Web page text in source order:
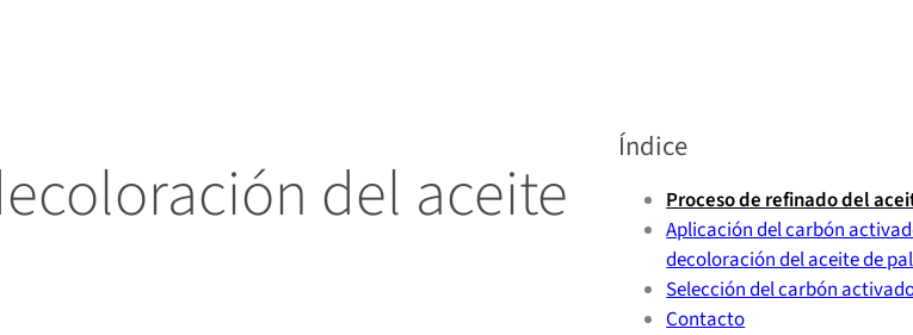
del aceite
Índice
Proceso de refinado del
Aplicación del carbón
decoloración del aceite de
Selección del carbón
Contacto